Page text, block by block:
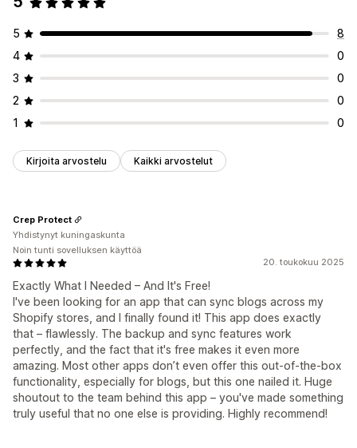
5
8
4
0
3
0
2
0
1
0
Kirjoita arvostelu Kaikki arvostelut
20. toukokuu 2025
Exactly What I Needed – And It's Free!
I've been looking for an app that can sync blogs across my
Shopify stores, and I finally found it! This app does exactly
that – flawlessly. The backup and sync features work
perfectly, and the fact that it's free makes it even more
amazing. Most other apps don’t even offer this out-of-the-box
functionality, especially for blogs, but this one nailed it. Huge
shoutout to the team behind this app – you've made something
truly useful that no one else is providing. Highly recommend!
Crep Protect
Yhdistynyt kuningaskunta
Noin tunti sovelluksen käyttöä